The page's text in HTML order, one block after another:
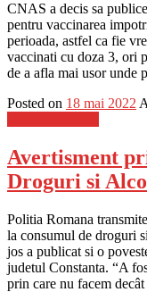
CNAS a decis sa
pentru vaccinarea
perioada, astfel ca fie
vaccinati cu doza 3, ori
de a afla mai usor unde
Posted on 18 mai 2022
Avertisment
Droguri si
Politia Romana
la consumul de droguri
jos a publicat si o
judetul Constanta. “A
prin care nu facem